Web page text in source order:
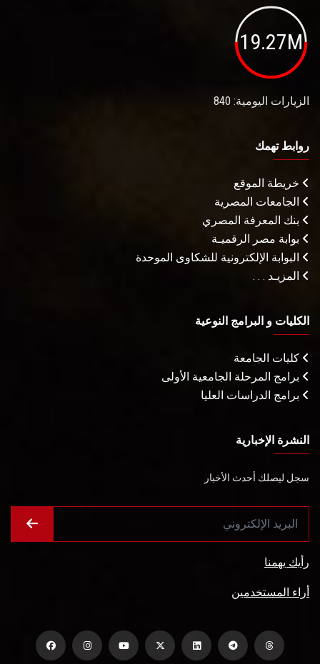
19.27M
الزيارات اليومية: 840
روابط تهمك
خريطة الموقع
الجامعات المصرية
بنك المعرفة المصري
بوابة مصر الرقميـة
البوابة الإلكترونية للشكاوى الموحدة
المزيـد . . .
الكليات و البرامج النوعية
كليات الجامعة
برامج المرحلة الجامعية الأولى
برامج الدراسات العليا
النشرة الإخبارية
سجل ليصلك أحدث الأخبار
رأيك يهمنا
أراء المستخدمين